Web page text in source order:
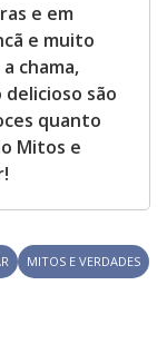
e em
e muito
chama,
são
quanto
Mitos e
MITOS E VERDADES